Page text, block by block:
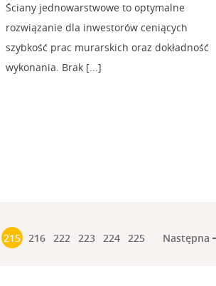
Ściany jednowarstwowe to optymalne
rozwiązanie dla inwestorów ceniących
szybkość prac murarskich oraz dokładność
wykonania. Brak [...]
215 216 222 223 224 225 Następna